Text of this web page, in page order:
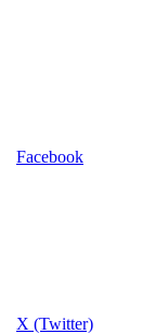
Facebook
X (Twitter)